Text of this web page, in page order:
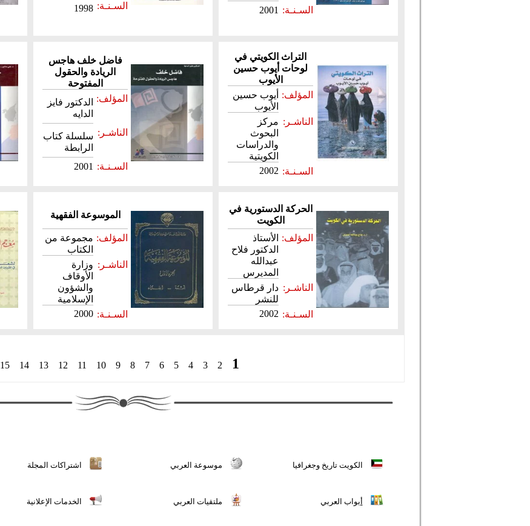
السـنـة: 2001
السـنـة: 1998
التراث الكويتي في
لوحات أيوب حسين
الأيوب
المؤلف:
أيوب حسين
الأيوب
الناشـر: مركز
البحوث
والدراسات
الكويتية
السـنـة: 2002
فاضل خلف هاجس
الريادة والحقول
المفتوحة
المؤلف:
الدكتور فايز
الدايه
الناشـر: سلسلة كتاب
الرابطة
السـنـة: 2001
الحركة الدستورية في
الكويت
المؤلف:
الأستاذ
الدكتور فلاح
عبدالله
المديرس
الناشـر: دار قرطاس
للنشر
السـنـة: 2002
الموسوعة الفقهية
المؤلف: مجموعة من
الكتاب
الناشـر: وزارة
الأوقاف
والشؤون
الإسلامية
السـنـة: 2000
15 14 13 12 11 10 9 8 7 6 5 4 3 2 1
اشتراكات المجلة موسوعة العربي الكويت تاريخ وجغرافيا
الخدمات الإعلانية ملتقيات العربي أبواب العربي